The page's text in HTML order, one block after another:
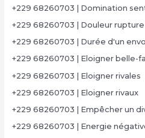
+229 68260703 | Domination
+229 68260703 | Douleur rupture
+229 68260703 | Durée d'un
+229 68260703 | Eloigner belle-
+229 68260703 | Eloigner rivales
+229 68260703 | Eloigner rivaux
+229 68260703 | Empêcher un
+229 68260703 | Energie